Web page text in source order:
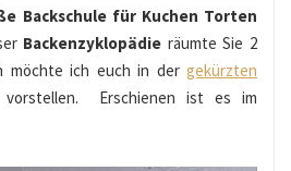
Backschule für Kuchen Torten
Backenzyklopädie räumte Sie 2
möchte ich euch in der gekürzten
vorstellen. Erschienen ist es im